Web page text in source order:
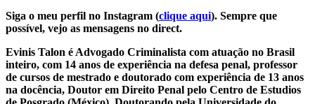
Siga o meu perfil no Instagram (clique aqui). Sempre que
possível, vejo as mensagens no direct.
Evinis Talon é Advogado Criminalista com atuação no Brasil
inteiro, com 14 anos de experiência na defesa penal, professor
de cursos de mestrado e doutorado com experiência de 13 anos
na docência, Doutor em Direito Penal pelo Centro de Estudios